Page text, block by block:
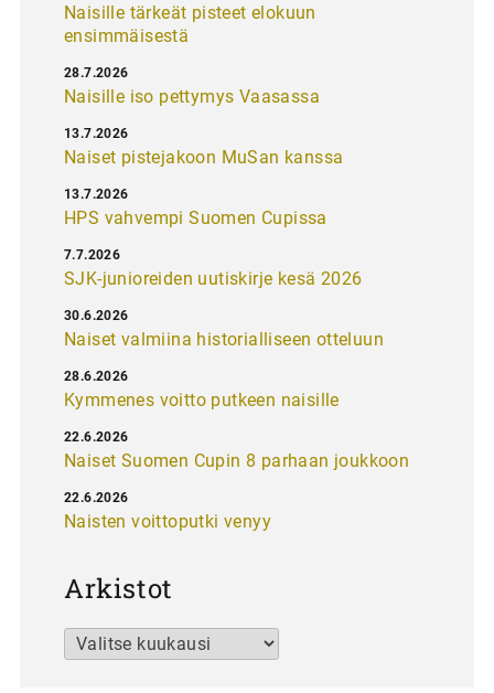
Naisille tärkeät pisteet elokuun
ensimmäisestä
Naisille iso pettymys Vaasassa
28.7.2026
Naiset pistejakoon MuSan kanssa
13.7.2026
HPS vahvempi Suomen Cupissa
13.7.2026
SJK-junioreiden uutiskirje kesä 2026
7.7.2026
Naiset valmiina historialliseen otteluun
30.6.2026
Kymmenes voitto putkeen naisille
28.6.2026
Naiset Suomen Cupin 8 parhaan joukkoon
22.6.2026
Naisten voittoputki venyy
22.6.2026
Arkistot
Arkistot